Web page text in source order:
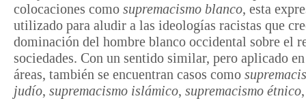
colocaciones como supremacismo blanco, esta
utilizado para aludir a las ideologías racistas que
dominación del hombre blanco occidental sobre el
sociedades. Con un sentido similar, pero aplicado
áreas, también se encuentran casos como
judío, supremacismo islámico, supremacismo étnico